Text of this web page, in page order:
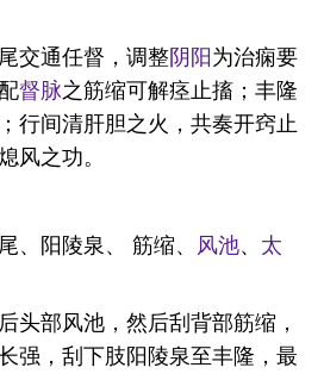
交通任督，调整阴阳为治痫要
督脉之筋缩可解痉止搐；丰隆
行间清肝胆之火，共奏开窍止
风之功。
、阳陵泉、 筋缩、 风池、 太
头部风池，然后刮背部筋缩，
强，刮下肢阳陵泉至丰隆，最